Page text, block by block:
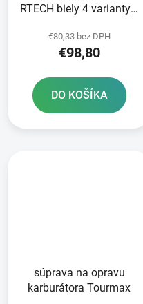
RTECH biely 4 varianty v
sady priemer kužeľa 14
a 18 mm
€80,33 bez DPH
€98,80
DO KOŠÍKA
súprava na opravu
karburátora Tourmax